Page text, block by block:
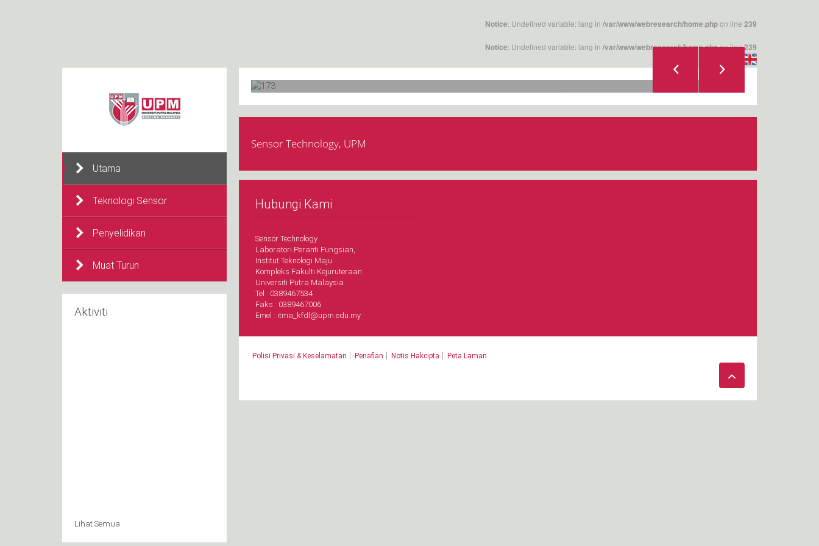
Notice: Undefined variable: lang in /var/www/webresearch/home.phpon line 239
Notice: Undefined variable: lang in /var/www/webresearch/home.phpon line239
Utama
Teknologi Sensor
Penyelidikan
Muat Turun
Aktiviti
Lihat Semua
Sensor Technology, UPM
Hubungi Kami
Sensor Technology
Laboratori Peranti Fungsian,
Institut Teknologi Maju
Kompleks Fakulti Kejuruteraan
Universiti Putra Malaysia
Tel : 0389467534
Faks : 0389467006
Emel : itma_kfdl@upm.edu.my
Polisi Privasi & Keselamatan Penafian Notis Hakcipta Peta Laman